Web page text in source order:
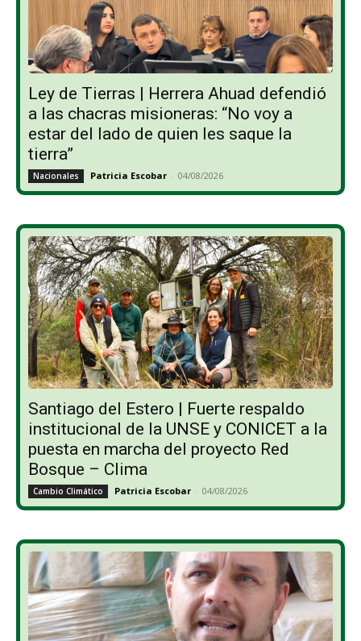
Ley de Tierras | Herrera Ahuad defendió
a las chacras misioneras: “No voy a
estar del lado de quien les saque la
tierra”
Nacionales Patricia Escobar - 04/08/2026
Santiago del Estero | Fuerte respaldo
institucional de la UNSE y CONICET a la
puesta en marcha del proyecto Red
Bosque – Clima
Cambio Climático Patricia Escobar - 04/08/2026